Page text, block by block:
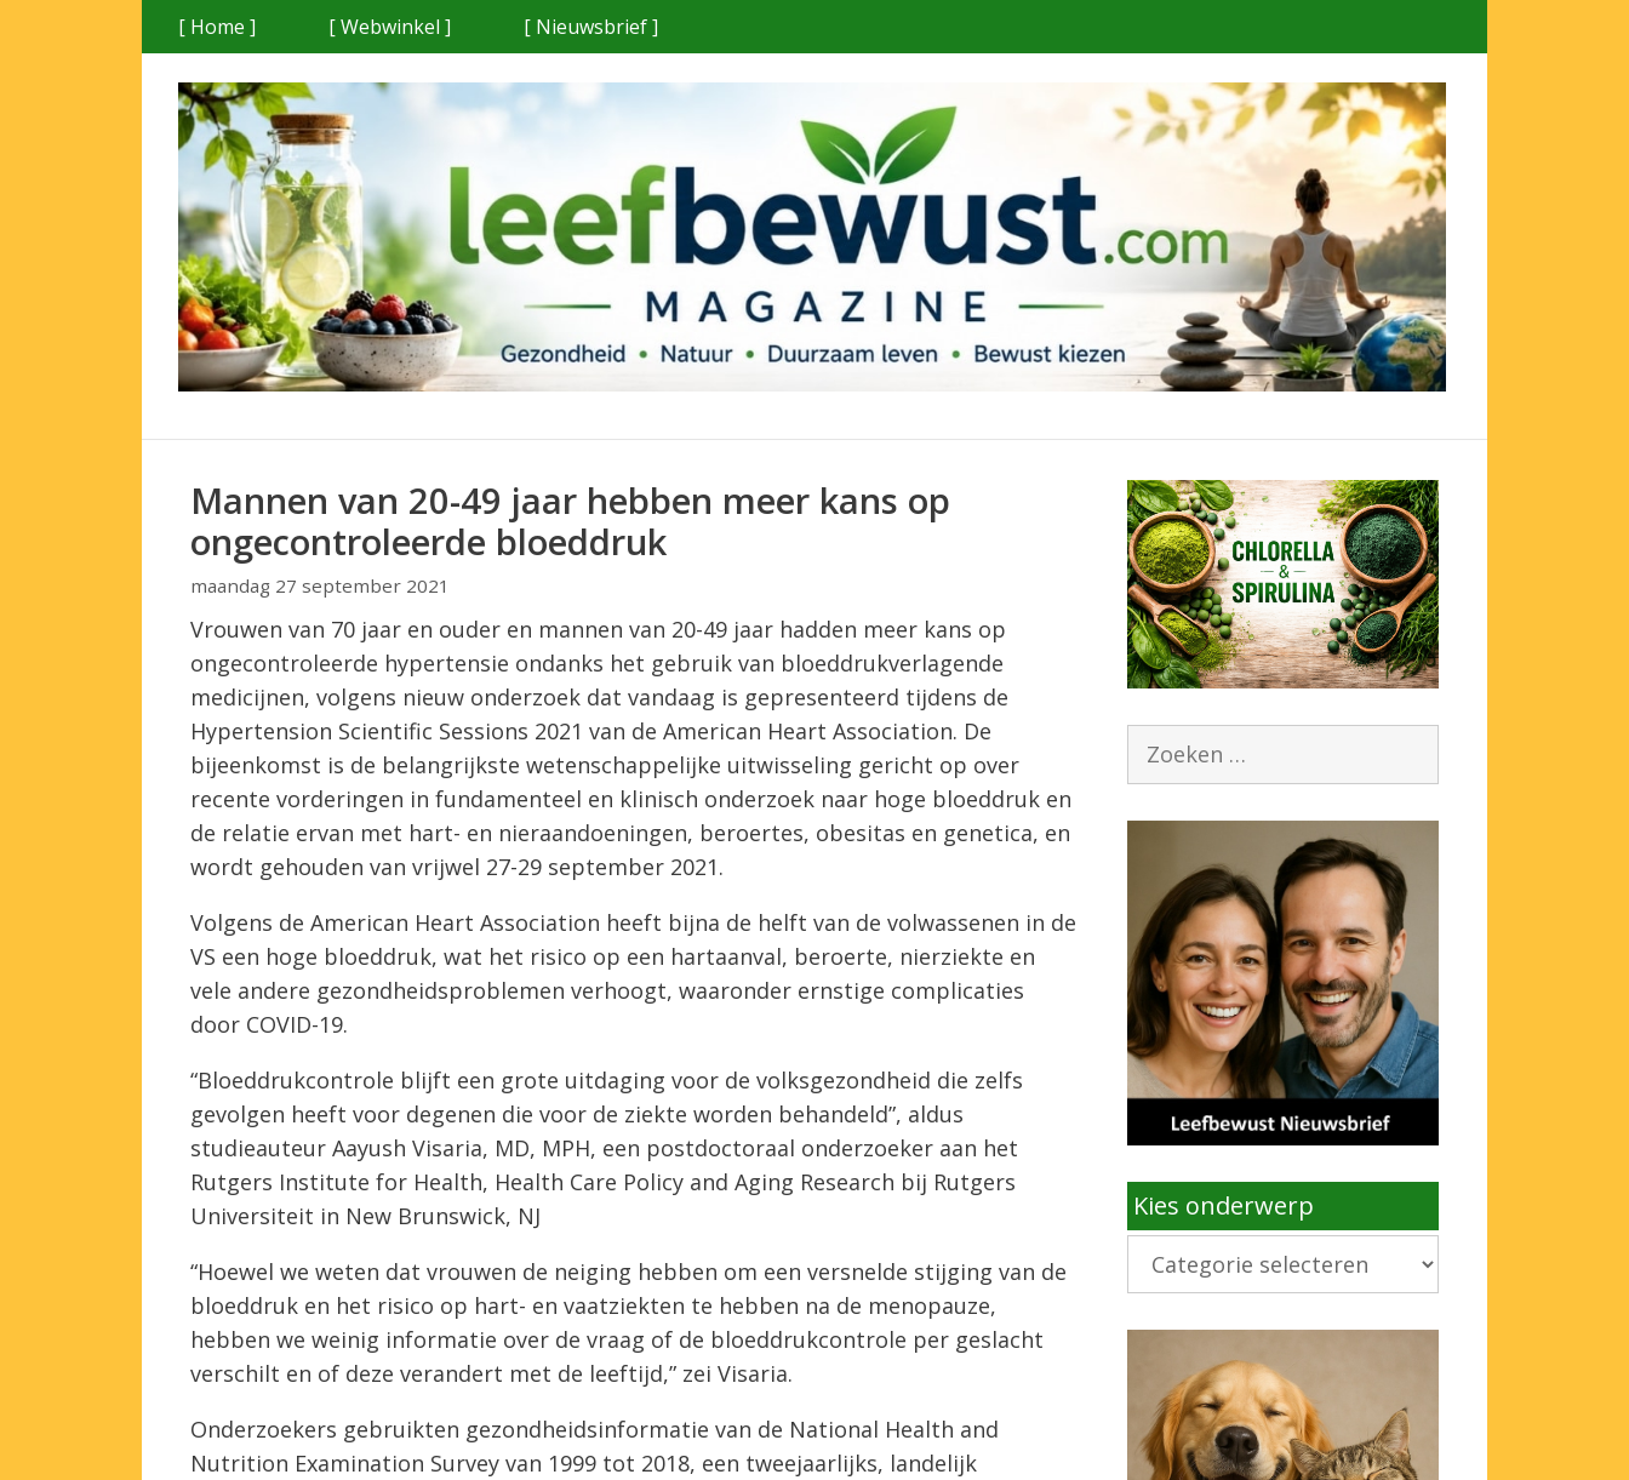
[ Home ] [ Webwinkel ] [ Nieuwsbrief ]
Mannen van 20-49 jaar hebben meer kans op
ongecontroleerde bloeddruk
maandag 27 september 2021
Vrouwen van 70 jaar en ouder en mannen van 20-49 jaar hadden meer kans op
ongecontroleerde hypertensie ondanks het gebruik van bloeddrukverlagende
medicijnen, volgens nieuw onderzoek dat vandaag is gepresenteerd tijdens de
Hypertension Scientific Sessions 2021 van de American Heart Association. De
bijeenkomst is de belangrijkste wetenschappelijke uitwisseling gericht op over
recente vorderingen in fundamenteel en klinisch onderzoek naar hoge bloeddruk en
de relatie ervan met hart- en nieraandoeningen, beroertes, obesitas en genetica, en
wordt gehouden van vrijwel 27-29 september 2021.
Volgens de American Heart Association heeft bijna de helft van de volwassenen in de
VS een hoge bloeddruk, wat het risico op een hartaanval, beroerte, nierziekte en
vele andere gezondheidsproblemen verhoogt, waaronder ernstige complicaties
door COVID-19.
“Bloeddrukcontrole blijft een grote uitdaging voor de volksgezondheid die zelfs
gevolgen heeft voor degenen die voor de ziekte worden behandeld”, aldus
studieauteur Aayush Visaria, MD, MPH, een postdoctoraal onderzoeker aan het
Rutgers Institute for Health, Health Care Policy and Aging Research bij Rutgers
Universiteit in New Brunswick, NJ
“Hoewel we weten dat vrouwen de neiging hebben om een ​​versnelde stijging van de
bloeddruk en het risico op hart- en vaatziekten te hebben na de menopauze,
hebben we weinig informatie over de vraag of de bloeddrukcontrole per geslacht
verschilt en of deze verandert met de leeftijd,” zei Visaria.
Onderzoekers gebruikten gezondheidsinformatie van de National Health and
Nutrition Examination Survey van 1999 tot 2018, een tweejaarlijks, landelijk
Zoek
Kies onderwerp
Kies
onderwerp